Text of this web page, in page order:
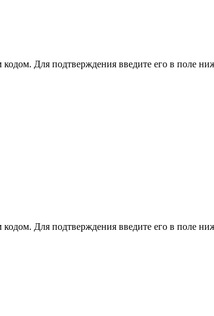
Для подтверждения введите его в поле
Для подтверждения введите его в поле